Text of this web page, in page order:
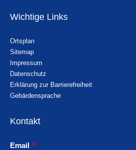
Wichtige Links
Ortsplan
Sitemap
Impressum
Datenschutz
Erklärung zur Barrierefreiheit
Gebärdensprache
Kontakt
Email